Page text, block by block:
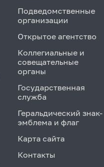
Подведомственные
организации
Открытое агентство
Коллегиальные и
совещательные
органы
Государственная
служба
Геральдический знак-
эмблема и флаг
Карта сайта
Контакты